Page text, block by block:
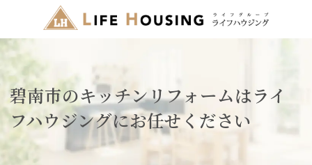
碧南市のキッチンリフォームはライ
フハウジングにお任せください